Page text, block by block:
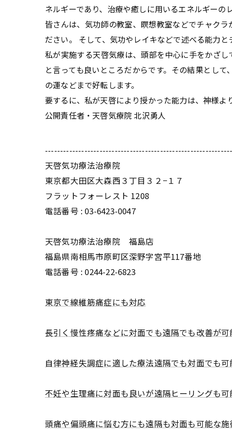
ネルギーであり、治療や癒しに用いるエネルギーの
皆さんは、気功師の教室、瞑想教室などでチャク
ださい。 そして、気功やレイキなどで述べる能力
私が実施する天啓気療は、頭部を中心に手をかざ
と言っても良いところだからです。その結果とし
の運などまで好転します。
要するに、私が天啓により授かった能力は、神様よ
公開責任者・天啓気療院 北沢勇人
天啓気功療法治療院
東京都大田区大森西３丁目３２−１７
フラットフォーレスト 1208
電話番号 : 03-6423-0047
天啓気功療法治療院 福島店
福島県南相馬市原町区深野字宮平117番地
電話番号 : 0244-22-6823
東京で線維筋痛症にも対応
長引く慢性疼痛などに対面でも遠隔でも改善が可
自律神経失調症に適した療法遠隔でも対面でも可
不妊や生理痛に対面も良いが遠隔ヒーリングも可
頭痛や偏頭痛に悩む方にも遠隔も対面も可能な施